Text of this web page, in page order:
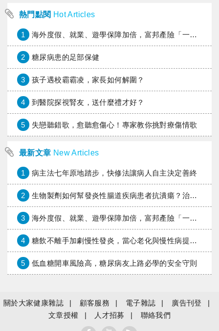
熱門點閱 Hot Articles
1 海外度假、就業、遊學保障加倍，富邦產險「一期逐夢」專案加碼遠距醫療與緊急救援
2 糖尿病患的足部保健
3 孩子遇校霸霸凌，家長如何解圍？
4 到醫院探視腎友，送什麼禮才好？
5 失戀聽錯歌，愈聽愈傷心！專家教你挑對療傷情歌
最新文章 New Articles
1 病主法七年原地踏步，快修法讓病人自主決定善終
2 生物製劑如何幫發炎性腸道疾病患者抗潰瘍？治療進展與健保給付困境一次看
3 海外度假、就業、遊學保障加倍，富邦產險「一期逐夢」專案加碼遠距醫療與緊急救援
4 糖飲不離手加劇慢性發炎，當心老化與慢性病提早報到
5 低血糖開車風險高，糖尿病友上路必學的安全守則
關於大家健康雜誌 顧客服務 電子雜誌
廣告刊登
文章授權
人才招募 聯絡我們